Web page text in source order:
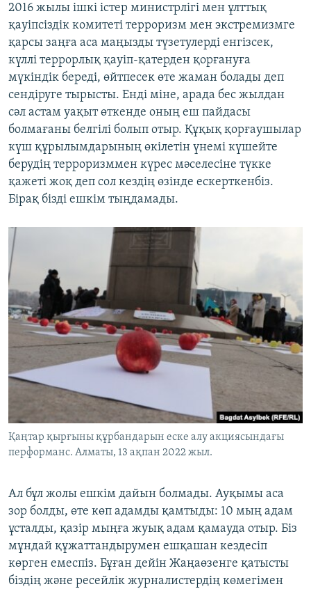
2016 жылы ішкі істер министрлігі мен ұлттық
қауіпсіздік комитеті терроризм мен экстремизмге
қарсы заңға аса маңызды түзетулерді енгізсек,
күллі террорлық қауіп-қатерден қорғануға
мүкіндік береді, өйтпесек өте жаман болады деп
сендіруге тырысты. Енді міне, арада бес жылдан
сәл астам уақыт өткенде оның еш пайдасы
болмағаны белгілі болып отыр. Құқық қорғаушылар
күш құрылымдарының өкілетін үнемі күшейте
берудің терроризммен күрес мәселесіне түкке
қажеті жоқ деп сол кездің өзінде ескерткенбіз.
Бірақ бізді ешкім тыңдамады.
Қаңтар қырғыны құрбандарын еске алу акциясындағы
перформанс. Алматы, 13 ақпан 2022 жыл.
Ал бұл жолы ешкім дайын болмады. Ауқымы аса
зор болды, өте көп адамды қамтыды: 10 мың адам
ұсталды, қазір мыңға жуық адам қамауда отыр. Біз
мұндай құжаттандырумен ешқашан кездесіп
көрген емеспіз. Бұған дейін Жаңаөзенге қатысты
біздің және ресейлік журналистердің көмегімен